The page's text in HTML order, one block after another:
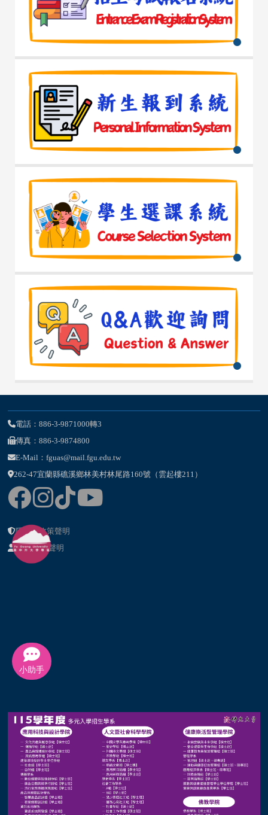
電話：886-3-9871000轉3
傳真：886-3-9874800
E-Mail：fguas@mail.fgu.edu.tw
262-47宜蘭縣礁溪鄉林美村林尾路160號（雲起樓211）
隱私權政策聲明
個資提供聲明
小助手